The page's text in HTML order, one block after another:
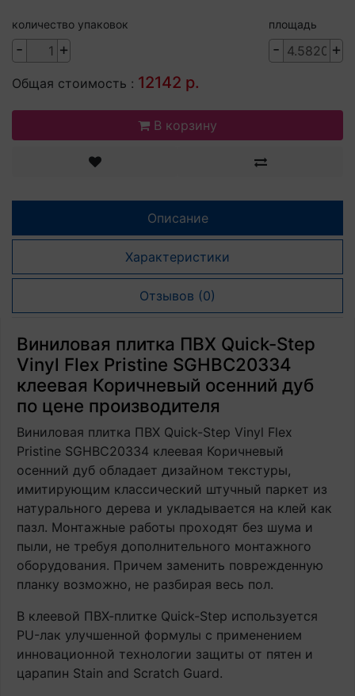
количество упаковок
- +
площадь
- +
Общая стоимость : 12142 р.
В корзину
Описание
Характеристики
Отзывов (0)
Виниловая плитка ПВХ Quick-Step
Vinyl Flex Pristine SGHBC20334
клеевая Коричневый осенний дуб
по цене производителя
Виниловая плитка ПВХ Quick-Step Vinyl Flex
Pristine SGHBC20334 клеевая Коричневый
осенний дуб обладает дизайном текстуры,
имитирующим классический штучный паркет из
натурального дерева и укладывается на клей как
пазл. Монтажные работы проходят без шума и
пыли, не требуя дополнительного монтажного
оборудования. Причем заменить поврежденную
планку возможно, не разбирая весь пол.
В клеевой ПВХ-плитке Quick-Step используется
PU-лак улучшенной формулы с применением
инновационной технологии защиты от пятен и
царапин Stain and Scratch Guard.